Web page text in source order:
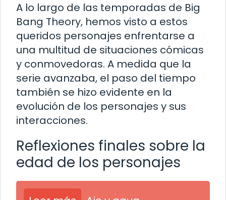
A lo largo de las temporadas de Big
Bang Theory, hemos visto a estos
queridos personajes enfrentarse a
una multitud de situaciones cómicas
y conmovedoras. A medida que la
serie avanzaba, el paso del tiempo
también se hizo evidente en la
evolución de los personajes y sus
interacciones.
Reflexiones finales sobre la
edad de los personajes